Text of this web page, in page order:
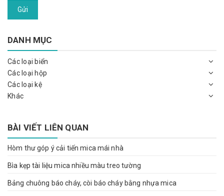
Gửi
DANH MỤC
Các loại biển
Các loại hộp
Các loại kệ
Khác
BÀI VIẾT LIÊN QUAN
Hòm thư góp ý cải tiến mica mái nhà
Bìa kẹp tài liệu mica nhiều màu treo tường
Bảng chuông báo cháy, còi báo cháy bằng nhựa mica